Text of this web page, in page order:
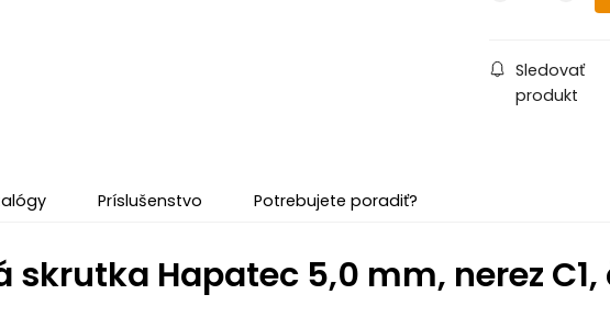
Sledovať
produkt
Príslušenstvo Potrebujete poradiť?
skrutka Hapatec 5,0 mm, nerez